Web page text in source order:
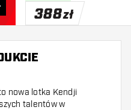
388zł
nowa lotka Kendji
talentów w